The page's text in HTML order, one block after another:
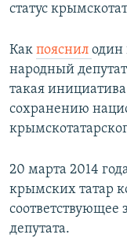
статус
Как пояснил один
народный
такая
сохранению
20 марта 2014
крымских татар
соответствующее
депутата.